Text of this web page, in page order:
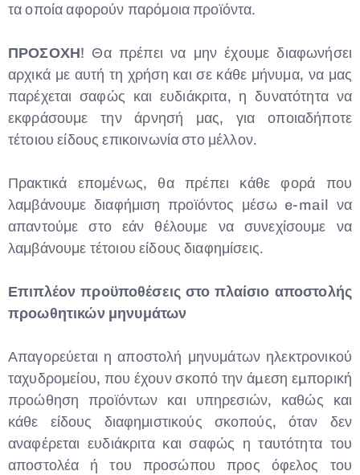
τα οποία αφορούν παρόμοια προϊόντα.
ΠΡΟΣΟΧΗ! Θα πρέπει να μην έχουμε διαφωνήσει
αρχικά με αυτή τη χρήση και σε κάθε μήνυμα, να μας
παρέχεται σαφώς και ευδιάκριτα, η δυνατότητα να
εκφράσουμε την άρνησή μας, για οποιαδήποτε
τέτοιου είδους επικοινωνία στο μέλλον.
Πρακτικά επομένως, θα πρέπει κάθε φορά που
λαμβάνουμε διαφήμιση προϊόντος μέσω e-mail να
απαντούμε στο εάν θέλουμε να συνεχίσουμε να
λαμβάνουμε τέτοιου είδους διαφημίσεις.
Επιπλέον προϋποθέσεις στο πλαίσιο αποστολής
προωθητικών μηνυμάτων
Απαγορεύεται η αποστολή μηνυμάτων ηλεκτρονικού
ταχυδρομείου, που έχουν σκοπό την άµεση εµπορική
προώθηση προϊόντων και υπηρεσιών, καθώς και
κάθε είδους διαφημιστικούς σκοπούς, όταν δεν
αναφέρεται ευδιάκριτα και σαφώς η ταυτότητα του
αποστολέα ή του προσώπου προς όφελος του